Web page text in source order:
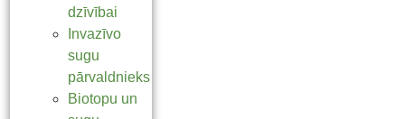
dzīvībai
Invazīvo
sugu
pārvaldnieks
Biotopu un